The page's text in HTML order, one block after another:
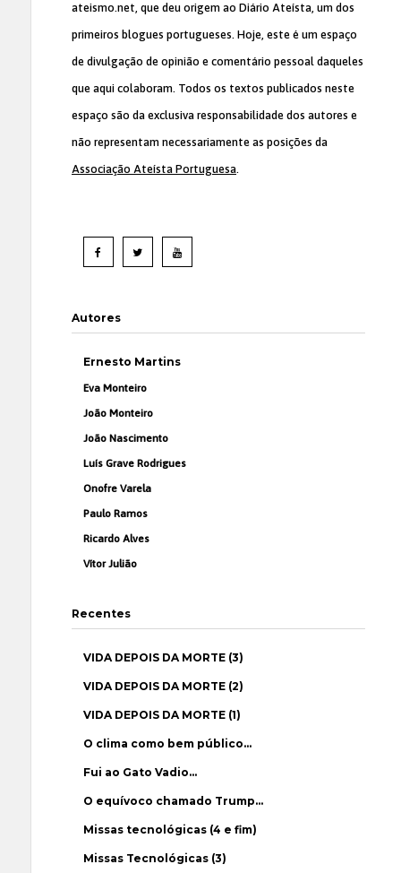
ateismo.net, que deu origem ao Diário Ateísta, um dos
primeiros blogues portugueses. Hoje, este é um espaço
de divulgação de opinião e comentário pessoal daqueles
que aqui colaboram. Todos os textos publicados neste
espaço são da exclusiva responsabilidade dos autores e
não representam necessariamente as posições da
Associação Ateísta Portuguesa.
Autores
Ernesto Martins
Eva Monteiro
João Monteiro
João Nascimento
Luís Grave Rodrigues
Onofre Varela
Paulo Ramos
Ricardo Alves
Vítor Julião
Recentes
VIDA DEPOIS DA MORTE (3)
VIDA DEPOIS DA MORTE (2)
VIDA DEPOIS DA MORTE (1)
O clima como bem público…
Fui ao Gato Vadio…
O equívoco chamado Trump…
Missas tecnológicas (4 e fim)
Missas Tecnológicas (3)